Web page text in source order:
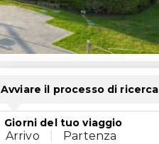
Avviare il processo di ricerca
Giorni del tuo viaggio
Arrivo Partenza